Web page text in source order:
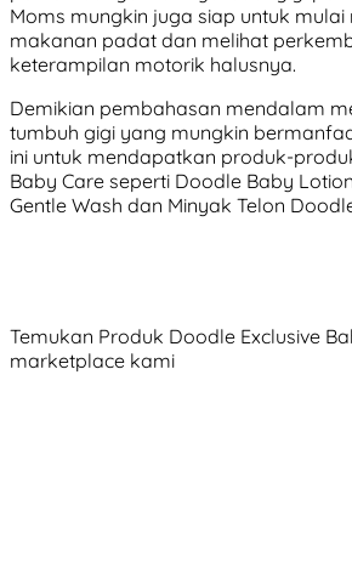
Moms mungkin juga siap untuk
makanan padat dan melihat
keterampilan motorik halusnya.
Demikian pembahasan mendalam
tumbuh gigi yang mungkin
ini untuk mendapatkan produk-
Baby Care seperti Doodle Baby
Gentle Wash dan Minyak Telon
Temukan Produk Doodle Exclusive
marketplace kami